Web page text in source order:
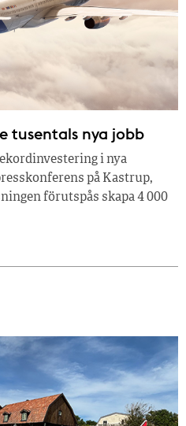
tusentals nya jobb
i nya
på Kastrup,
förutspås skapa 4 000